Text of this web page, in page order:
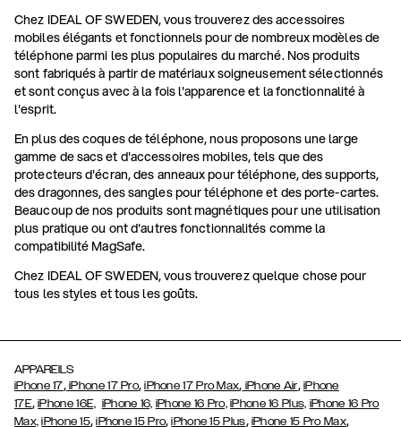
Chez IDEAL OF SWEDEN, vous trouverez des accessoires
mobiles élégants et fonctionnels pour de nombreux modèles de
téléphone parmi les plus populaires du marché. Nos produits
sont fabriqués à partir de matériaux soigneusement sélectionnés
et sont conçus avec à la fois l'apparence et la fonctionnalité à
l'esprit.
En plus des coques de téléphone, nous proposons une large
gamme de sacs et d'accessoires mobiles, tels que des
protecteurs d'écran, des anneaux pour téléphone, des supports,
des dragonnes, des sangles pour téléphone et des porte-cartes.
Beaucoup de nos produits sont magnétiques pour une utilisation
plus pratique ou ont d'autres fonctionnalités comme la
compatibilité MagSafe.
Chez IDEAL OF SWEDEN, vous trouverez quelque chose pour
tous les styles et tous les goûts.
APPAREILS
iPhone 17,iPhone 17 Pro,iPhone 17 Pro Max, iPhone Air, iPhone
17E,iPhone 16E, iPhone 16, iPhone 16 Pro, iPhone 16 Plus, iPhone 16 Pro
Max, iPhone 15,iPhone 15 Pro,iPhone 15 Plus, iPhone 15 Pro Max,